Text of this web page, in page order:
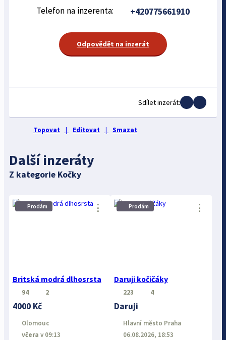
Telefon na inzerenta: +420775661910
Odpovědět na inzerát
Sdílet inzerát:
Topovat Editovat Smazat
Další inzeráty
Z kategorie Kočky
Prodám
Britská modrá dlhosrsta
⋮
94 2
4000 Kč
Olomouc
včera v 09:13
Prodám
Daruji kočičáky
⋮
223 4
Daruji
Hlavní město Praha
06.08.2026, 18:53